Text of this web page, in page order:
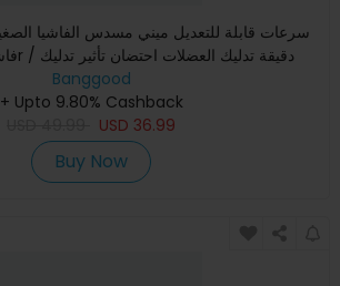
فاشيا الصدمة 2800r / دقيقة تدليك العضلات احتضان تأثير تدليك
Banggood
+ Upto 9.80% Cashback
USD 36.99
Buy Now